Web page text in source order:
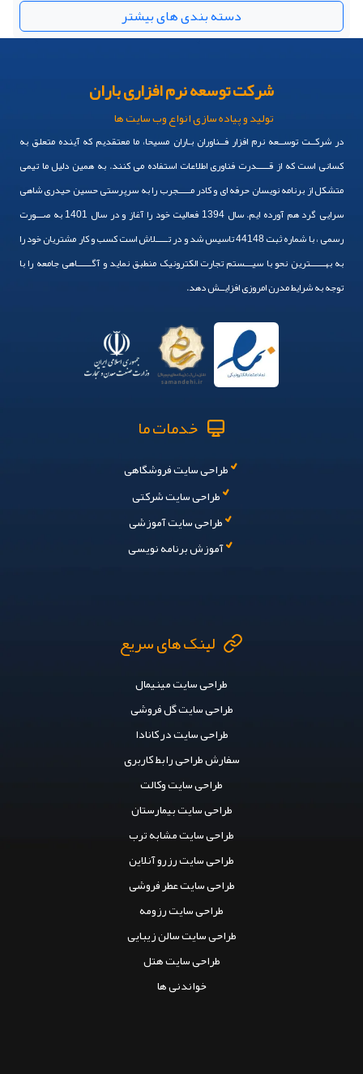
دسته بندی های بیشتر
شرکت توسعه نرم افزاری باران
تولید و پیاده سازی انواع وب سایت ها
در شرکــت توســعه نرم افزار فــناوران بـاران مسیحا، ما معتقدیم که آینده متعلق به
کسانی است که از قـــــدرت فناوری اطلاعات استفاده می کنند. به همین دلیل ما تیمی
متشکل از برنامه نویسان حرفه ای و کادر مـــــجرب را به سرپرستی حسین حیدری شاهی
سرایی گرد هم آورده ایم. سال 1394 فعالیت خود را آغاز و در سال 1401 به صـــورت
رسمی ، با شماره ثبت 44148 تاسیس شد و در تـــــلاش است کسب و کار مشتریان خود را
به بهــــــترین نحو با سیـــستم تجارت الکترونیک منطبق نماید و آگــــــاهی جامعه را با
توجه به شرایط مدرن امروزی افزایــش دهد.
خدمات ما
طراحی سایت فروشگاهی
طراحی سایت شرکتی
طراحی سایت آموزشی
آموزش برنامه نویسی
لینک های سریع
طراحی سایت مینیمال
طراحی سایت گل فروشی
طراحی سایت در کانادا
سفارش طراحی رابط کاربری
طراحی سایت وکالت
طراحی سایت بیمارستان
طراحی سایت مشابه ترب
طراحی سایت رزرو آنلاین
طراحی سایت عطر فروشی
طراحی سایت رزومه
طراحی سایت سالن زیبایی
طراحی سایت هتل
خواندنی ها